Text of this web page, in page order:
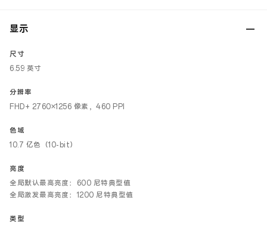
显示
尺寸
6.59 英寸
分辨率
FHD+ 2760×1256 像素，460 PPI
色域
10.7 亿色（10-bit）
亮度
全局默认最高亮度：600 尼特典型值
全局激发最高亮度：1200 尼特典型值
类型